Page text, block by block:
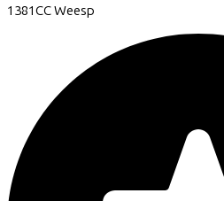
1381CCWeesp